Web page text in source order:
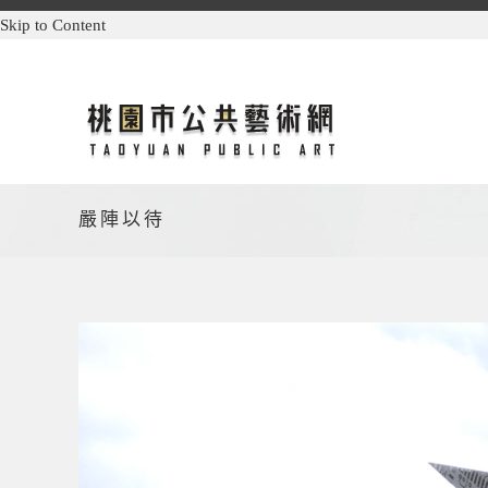
Skip to Content
嚴陣以待